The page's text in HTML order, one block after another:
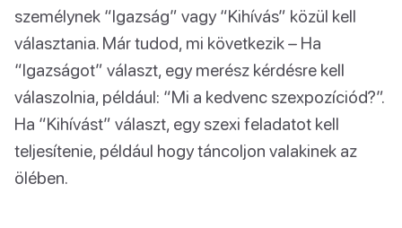
személynek “Igazság” vagy “Kihívás” közül kell
választania. Már tudod, mi következik – Ha
“Igazságot” választ, egy merész kérdésre kell
válaszolnia, például: “Mi a kedvenc szexpozíciód?”.
Ha “Kihívást” választ, egy szexi feladatot kell
teljesítenie, például hogy táncoljon valakinek az
ölében.